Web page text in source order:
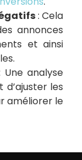
: Cela
annonces
et ainsi
analyse
les
améliorer le